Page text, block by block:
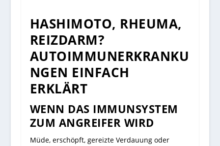
HASHIMOTO, RHEUMA,
REIZDARM?
AUTOIMMUNERKRANKU
NGEN EINFACH
ERKLÄRT
WENN DAS IMMUNSYSTEM
ZUM ANGREIFER WIRD
Müde, erschöpft, gereizte Verdauung oder